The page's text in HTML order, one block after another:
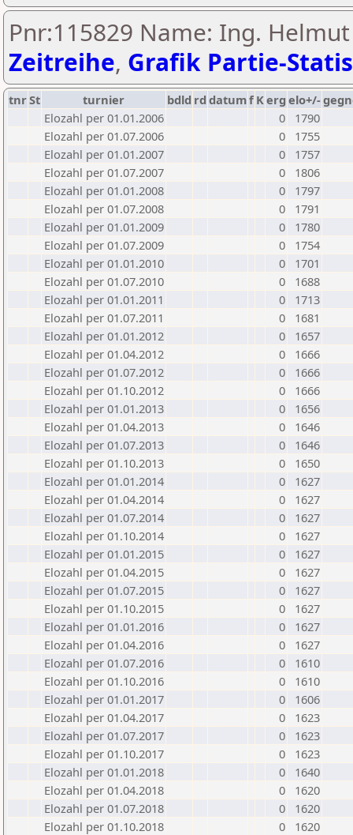
Pnr:115829 Name: Ing.
Zeitreihe, Grafik Partie-
tnrSt turnier bdld rd datumf Kerg elo+/-
Elozahl per 01.01.2006
0
1790
Elozahl per 01.07.2006
0
1755
Elozahl per 01.01.2007
0
1757
Elozahl per 01.07.2007
0
1806
Elozahl per 01.01.2008
0
1797
Elozahl per 01.07.2008
0
1791
Elozahl per 01.01.2009
0
1780
Elozahl per 01.07.2009
0
1754
Elozahl per 01.01.2010
0
1701
Elozahl per 01.07.2010
0
1688
Elozahl per 01.01.2011
0
1713
Elozahl per 01.07.2011
0
1681
Elozahl per 01.01.2012
0
1657
Elozahl per 01.04.2012
0
1666
Elozahl per 01.07.2012
0
1666
Elozahl per 01.10.2012
0
1666
Elozahl per 01.01.2013
0
1656
Elozahl per 01.04.2013
0
1646
Elozahl per 01.07.2013
0
1646
Elozahl per 01.10.2013
0
1650
Elozahl per 01.01.2014
0
1627
Elozahl per 01.04.2014
0
1627
Elozahl per 01.07.2014
0
1627
Elozahl per 01.10.2014
0
1627
Elozahl per 01.01.2015
0
1627
Elozahl per 01.04.2015
0
1627
Elozahl per 01.07.2015
0
1627
Elozahl per 01.10.2015
0
1627
Elozahl per 01.01.2016
0
1627
Elozahl per 01.04.2016
0
1627
Elozahl per 01.07.2016
0
1610
Elozahl per 01.10.2016
0
1610
Elozahl per 01.01.2017
0
1606
Elozahl per 01.04.2017
0
1623
Elozahl per 01.07.2017
0
1623
Elozahl per 01.10.2017
0
1623
Elozahl per 01.01.2018
0
1640
Elozahl per 01.04.2018
0
1620
Elozahl per 01.07.2018
0
1620
Elozahl per 01.10.2018
0
1620